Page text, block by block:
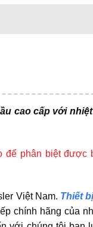
cao cấp với
để phân biệt được
Việt Nam. Thiết
chính hãng của